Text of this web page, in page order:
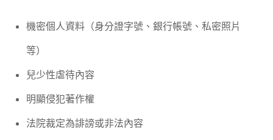
機密個人資料（身分證字號、銀行帳號、私密照片
等）
兒少性虐待內容
明顯侵犯著作權
法院裁定為誹謗或非法內容